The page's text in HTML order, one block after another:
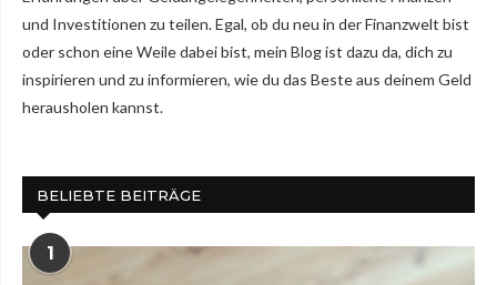
und Investitionen zu teilen. Egal, ob du neu in der Finanzwelt bist
oder schon eine Weile dabei bist, mein Blog ist dazu da, dich zu
inspirieren und zu informieren, wie du das Beste aus deinem Geld
herausholen kannst.
BELIEBTE BEITRÄGE
1